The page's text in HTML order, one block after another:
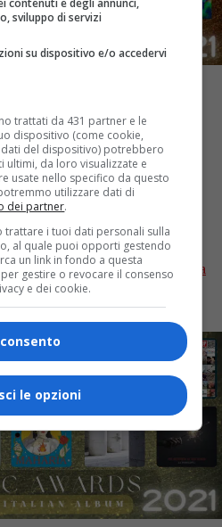
2021. Quali
dell’anno?
– ECCO LA TOP 10
AWARDS 2021, i premi per la
scopriamo la TOP 10 “Best
dei migliori artisti...
sviluppo di servizi
su dispositivo e/o accedervi
trattati da 431 partner e le
dispositivo (come cookie,
del dispositivo) potrebbero
ultimi, da loro visualizzate e
usate nello specifico da questo
utilizzare dati di
dei partner.
i tuoi dati personali sulla
al quale puoi opporti gestendo
un link in fondo a questa
gestire o revocare il consenso
e dei cookie.
le opzioni